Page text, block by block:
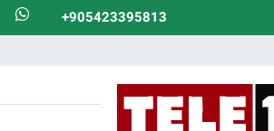
+905423395813